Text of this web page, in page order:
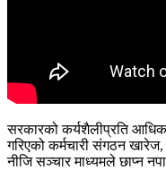
सरकारको कर्यशैलीप्रति
गरिएको कर्मचारी संगठन खारेज,
नीजि सञ्चार माध्यमले छाप्न